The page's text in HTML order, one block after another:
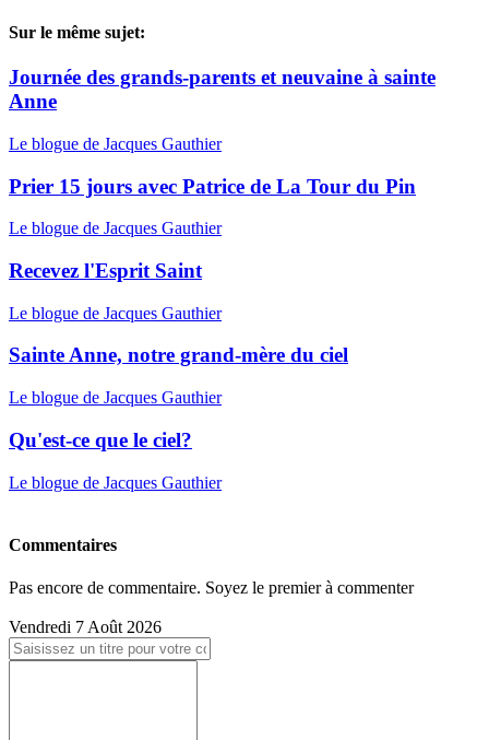
Sur le même sujet:
Journée des grands-parents et neuvaine à sainte
Anne
Le blogue de Jacques Gauthier
Prier 15 jours avec Patrice de La Tour du Pin
Le blogue de Jacques Gauthier
Recevez l'Esprit Saint
Le blogue de Jacques Gauthier
Sainte Anne, notre grand-mère du ciel
Le blogue de Jacques Gauthier
Qu'est-ce que le ciel?
Le blogue de Jacques Gauthier
Commentaires
Pas encore de commentaire. Soyez le premier à commenter
Vendredi 7 Août 2026